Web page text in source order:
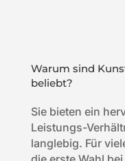
Warum sind
beliebt?
Sie bieten ein
Leistungs-
langlebig. Für